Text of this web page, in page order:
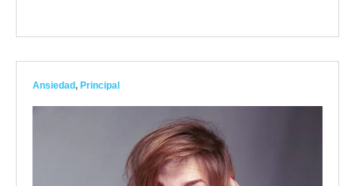
Ansiedad, Principal